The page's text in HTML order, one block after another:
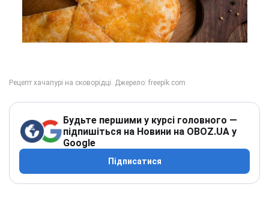
Будьте першими у курсі головного —
підпишіться на Новини на OBOZ.UA у
Google
Підписатися